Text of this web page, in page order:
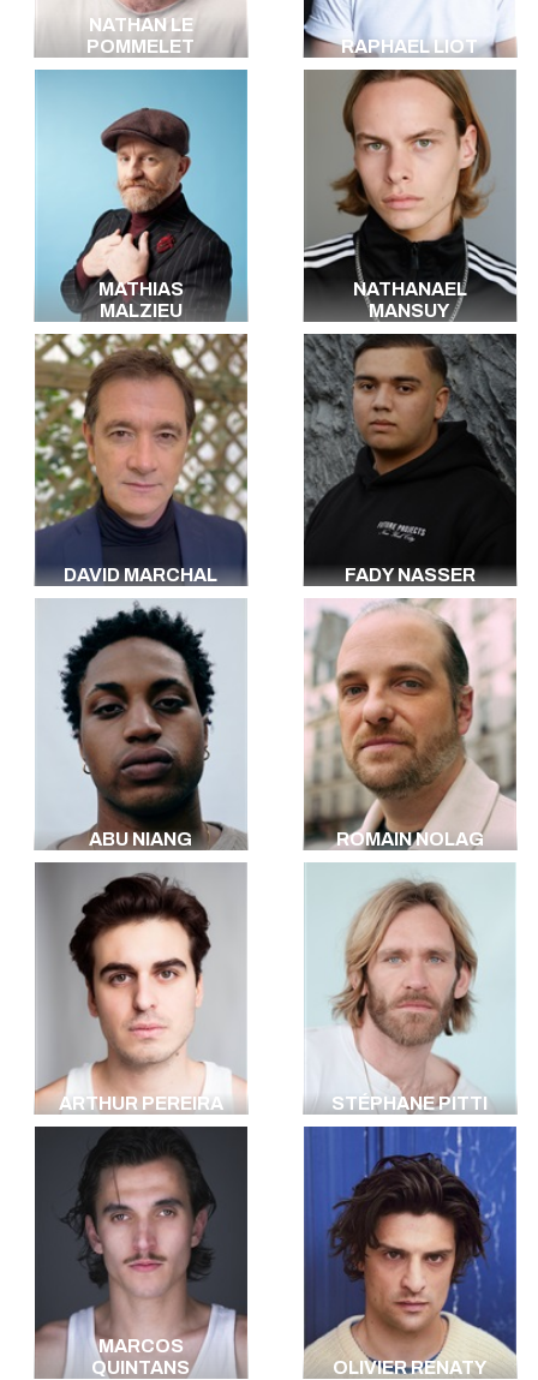
NATHAN LE
POMMELET
RAPHAEL LIOT
MATHIAS
MALZIEU
NATHANAEL
MANSUY
DAVID MARCHAL FADY NASSER
ABU NIANG ROMAIN NOLAG
ARTHUR PEREIRA STÉPHANE PITTI
MARCOS
QUINTANS
OLIVIER RENATY